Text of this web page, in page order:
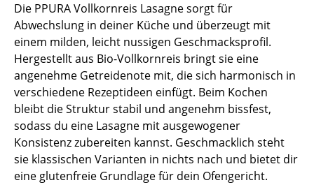
Die PPURA Vollkornreis Lasagne sorgt für
Abwechslung in deiner Küche und überzeugt mit
einem milden, leicht nussigen Geschmacksprofil.
Hergestellt aus Bio-Vollkornreis bringt sie eine
angenehme Getreidenote mit, die sich harmonisch in
verschiedene Rezeptideen einfügt. Beim Kochen
bleibt die Struktur stabil und angenehm bissfest,
sodass du eine Lasagne mit ausgewogener
Konsistenz zubereiten kannst. Geschmacklich steht
sie klassischen Varianten in nichts nach und bietet dir
eine glutenfreie Grundlage für dein Ofengericht.